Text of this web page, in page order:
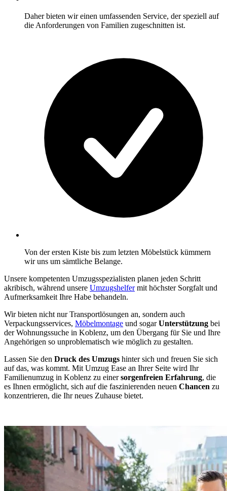
Daher bieten wir einen umfassenden Service, der speziell auf
die Anforderungen von Familien zugeschnitten ist.
Von der ersten Kiste bis zum letzten Möbelstück kümmern
wir uns um sämtliche Belange.
Unsere kompetenten Umzugsspezialisten planen jeden Schritt
akribisch, während unsere Umzugshelfermit höchster Sorgfalt und
Aufmerksamkeit Ihre Habe behandeln.
Wir bieten nicht nur Transportlösungen an, sondern auch
Verpackungsservices, Möbelmontage und sogarUnterstützung bei
der Wohnungssuche in Koblenz, um den Übergang für Sie und Ihre
Angehörigen so unproblematisch wie möglich zu gestalten.
Lassen Sie den Druck des Umzugs hinter sich und freuen Sie sich
auf das, was kommt. Mit Umzug Ease an Ihrer Seite wird Ihr
Familienumzug in Koblenz zu einersorgenfreien Erfahrung, die
es Ihnen ermöglicht, sich auf die faszinierenden neuen Chancen zu
konzentrieren, die Ihr neues Zuhause bietet.